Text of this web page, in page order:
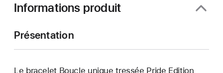
Informations produit
Présentation
Le bracelet Boucle unique tressée Pride Edition